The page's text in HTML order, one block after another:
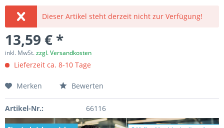
Dieser Artikel steht derzeit nicht zur Verfügung!
13,59 € *
inkl. MwSt.zzgl. Versandkosten
Lieferzeit ca. 8-10 Tage
Merken Bewerten
Artikel-Nr.: 66116